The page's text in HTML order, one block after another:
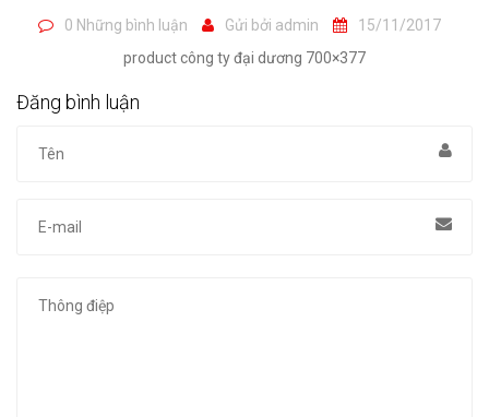
0 Những bình luận Gửi bởi admin
15/11/2017
product công ty đại dương 700×377
Đăng bình luận